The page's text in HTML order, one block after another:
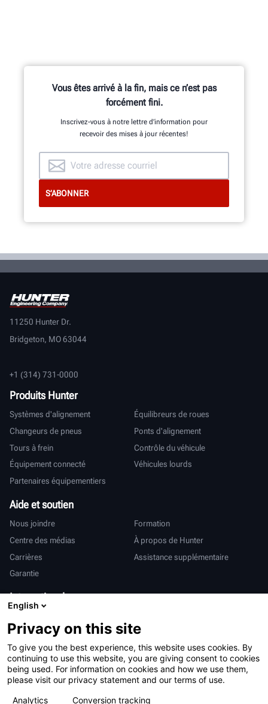
Vous êtes arrivé à la fin, mais ce n’est pas
forcément fini.
Inscrivez-vous à notre lettre d’information pour
recevoir des mises à jour récentes!
11250 Hunter Dr.
Bridgeton, MO 63044
+1 (314) 731-0000
Produits Hunter
Systèmes d'alignement
Équilibreurs de roues
Changeurs de pneus
Ponts d'alignement
Tours à frein
Contrôle du véhicule
Équipement connecté
Véhicules lourds
Partenaires équipementiers
Aide et soutien
Nous joindre
Formation
Centre des médias
À propos de Hunter
Carrières
Assistance supplémentaire
Garantie
International
亨特中国
English
Privacy on this site
To give you the best experience, this website uses cookies. By
continuing to use this website, you are giving consent to cookies
being used. For information on cookies and how we use them,
please visit our privacy statement and our terms of use.
Analytics
Conversion tracking